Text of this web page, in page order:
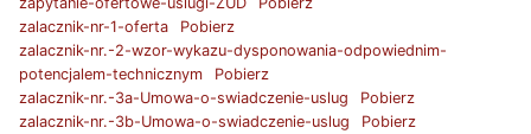
zalacznik-nr-1-oferta
Pobierz
zalacznik-nr.-2-wzor-wykazu-dysponowania-odpowiednim-
potencjalem-technicznym
Pobierz
zalacznik-nr.-3a-Umowa-o-swiadczenie-uslug
Pobierz
zalacznik-nr.-3b-Umowa-o-swiadczenie-uslug
Pobierz